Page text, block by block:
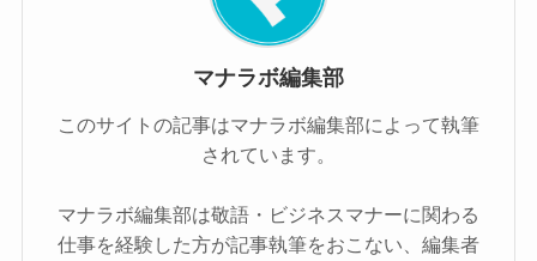
マナラボ編集部
このサイトの記事はマナラボ編集部によって執筆
されています。
マナラボ編集部は敬語・ビジネスマナーに関わる
仕事を経験した方が記事執筆をおこない、編集者